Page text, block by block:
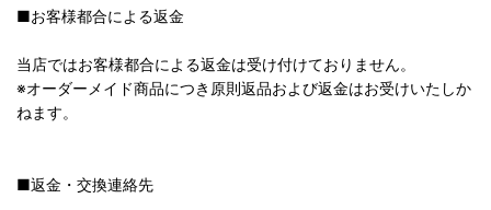
■お客様都合による返金
当店ではお客様都合による返金は受け付けておりません。
※オーダーメイド商品につき原則返品および返金はお受けいたしか
ねます。
■返金・交換連絡先